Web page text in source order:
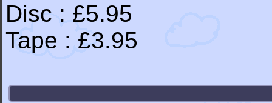
Disc : £5.95
Tape : £3.95